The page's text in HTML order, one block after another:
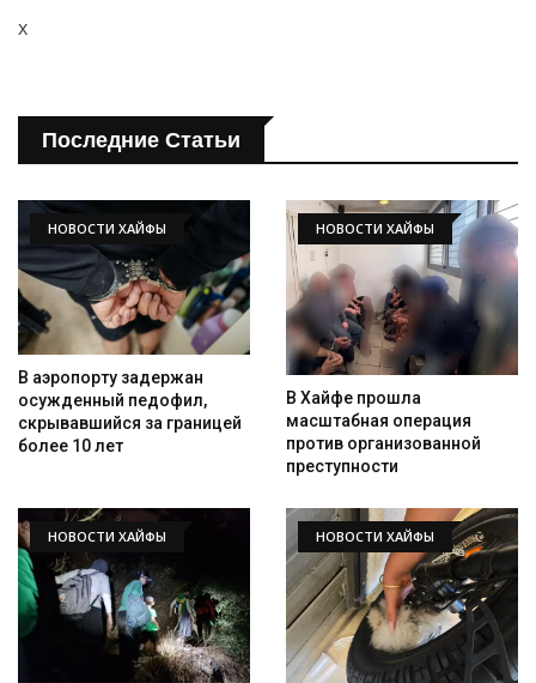
x
Последние Статьи
НОВОСТИ ХАЙФЫ
В аэропорту задержан
осужденный педофил,
скрывавшийся за границей
более 10 лет
НОВОСТИ ХАЙФЫ
В Хайфе прошла
масштабная операция
против организованной
преступности
НОВОСТИ ХАЙФЫ НОВОСТИ ХАЙФЫ